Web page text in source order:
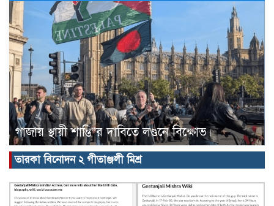
গাজায় স্থায়ী শান্তি”র দাবিতে লণ্ডনে বিক্ষোভ।
তারকা বিনোদন ২ গীতাঞ্জলী মিশ্র